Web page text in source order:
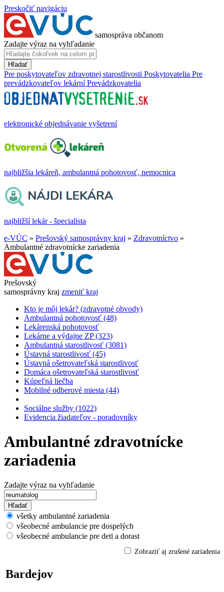
Preskočiť navigáciu
samospráva občanom
Zadajte výraz na vyhľadanie
Hľadať
Pre poskytovateľov zdravotnej starostlivosti Poskytovatelia Pre
prevádzkovateľov lekární Prevádzkovatelia
elektronické objednávanie vyšetrení
najbližšia lekáreň, ambulantná pohotovosť, nemocnica
najbližší lekár - špecialista
e-VÚC » Prešovský samosprávny kraj » Zdravotníctvo »
Ambulantné zdravotnícke zariadenia
Prešovský
samosprávny kraj zmeniť kraj
Kto je môj lekár? (zdravotné obvody)
Ambulantná pohotovosť (48)
Lekárenská pohotovosť
Lekárne a výdajne ZP (323)
Ambulantná starostlivosť (3081)
Ústavná starostlivosť (45)
Ústavná ošetrovateľská starostlivosť
Domáca ošetrovateľská starostlivosť
Kúpeľná liečba
Mobilné odberové miesta (44)
Sociálne služby (1022)
Evidencia žiadateľov - poradovníky
Ambulantné zdravotnícke
zariadenia
Zadajte výraz na vyhľadanie
Hľadať
všetky ambulantné zariadenia
všeobecné ambulancie pre dospelých
všeobecné ambulancie pre deti a dorast
Zobraziť aj zrušené zariadenia
Bardejov